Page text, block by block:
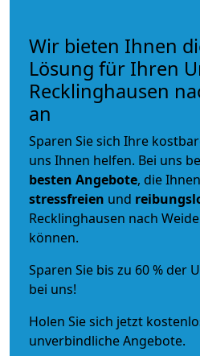
Wir bieten Ihnen
Lösung für Ihren
Recklinghausen
an
Sparen Sie sich Ihre
uns Ihnen helfen. Bei uns
besten Angebote, die Ihnen
stressfreien und
Recklinghausen nach
können.
Sparen Sie bis zu 60 % der
bei uns!
Holen Sie sich jetzt
unverbindliche Angebote.